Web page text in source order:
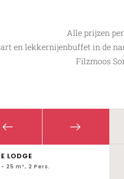
Alle prijzen
en lekkernijenbuffet in de
Filzmoos
LODGE
25 m², 2 Pers.